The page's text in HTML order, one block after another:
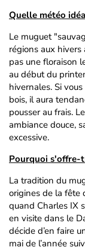
Quelle météo
Le muguet
régions aux
pas une floraison
au début du
hivernales. Si
bois, il aura
pousser au frais.
ambiance douce,
excessive.
Pourquoi s'offre-
La tradition du
origines de la fête
quand Charles IX
en visite dans le
décide d’en faire
mai de l’année